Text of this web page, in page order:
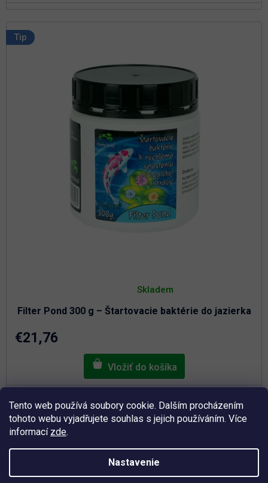
Tento web používá soubory cookie. Dalším procházením
tohoto webu vyjadřujete souhlas s jejich používáním. Více
informací zde.
Nastavenie
Tip
Filter Pond 300 g – Štartovacie baktérie do jazierka
hodnotenie
je
5,0
Skladem
€21,76
Štartovacie baktérie na rýchle spustenie biologickej
filtrácie.
Balenie 300g = pre jazierka s objemom 30 - 50 m
Vhodné na jarné obdobie
Nie je možné predávkovať